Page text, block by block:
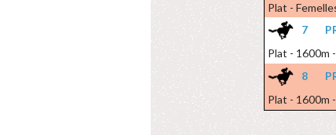
Plat -
7
Plat - 1600m
8
Plat - 1600m